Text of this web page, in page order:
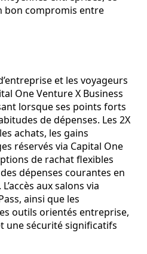
bon compromis entre
et les voyageurs
One Venture X Business
lorsque ses points forts
de dépenses. Les 2X
achats, les gains
réservés via Capital One
de rachat flexibles
dépenses courantes en
aux salons via
ainsi que les
outils orientés entreprise,
une sécurité significatifs